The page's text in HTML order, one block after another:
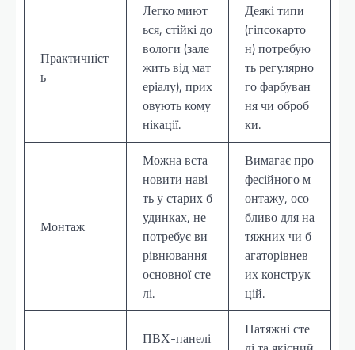
Практичніст
ь
Легко миют
ься, стійкі до
вологи (зале
жить від мат
еріалу), прих
овують кому
нікації.
Деякі типи
(гіпсокарто
н) потребую
ть регулярно
го фарбуван
ня чи оброб
ки.
Монтаж
Можна вста
новити наві
ть у старих б
удинках, не
потребує ви
рівнювання
основної сте
лі.
Вимагає про
фесійного м
онтажу, осо
бливо для на
тяжних чи б
агаторівнев
их конструк
цій.
ПВХ-панелі
Натяжні сте